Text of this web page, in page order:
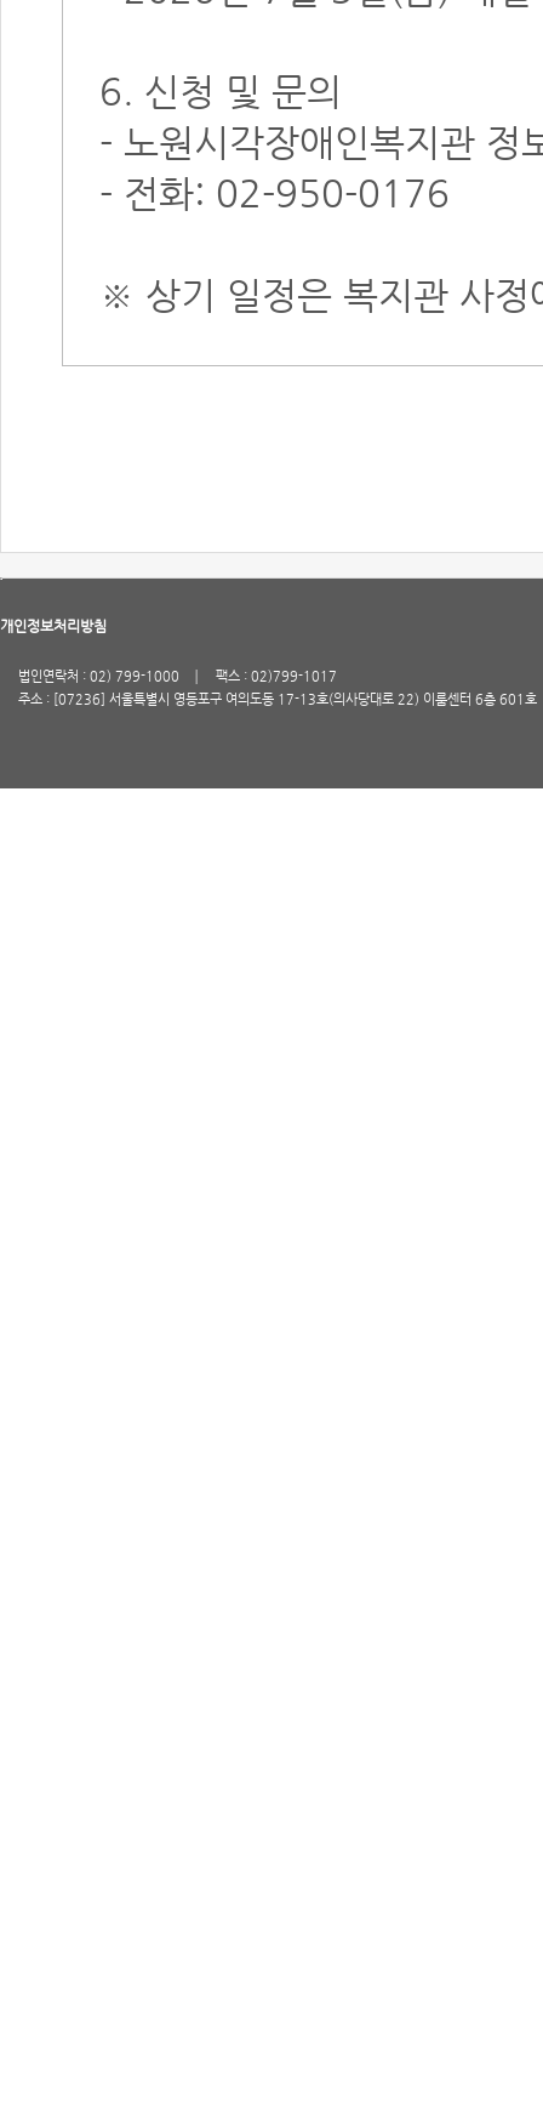
6. 신청 및 문의
- 노원시각장애인복지관 정
- 전화: 02-950-0176
※ 상기 일정은 복지관 사
개인정보처리방침
법인연락처 : 02) 799-1000
팩스 : 02)799-1017
주소 : [07236] 서울특별시 영등포구 여의도동 17-13호(의사당대로 22) 이룸센터 6층 601호